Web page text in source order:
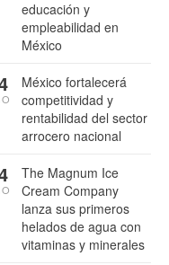
educación y
empleabilidad en
México
México fortalecerá
competitividad y
rentabilidad del sector
arrocero nacional
The Magnum Ice
Cream Company
lanza sus primeros
helados de agua con
vitaminas y minerales